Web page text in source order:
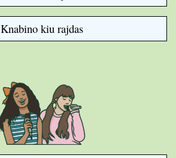
Knabino kiu rajdas